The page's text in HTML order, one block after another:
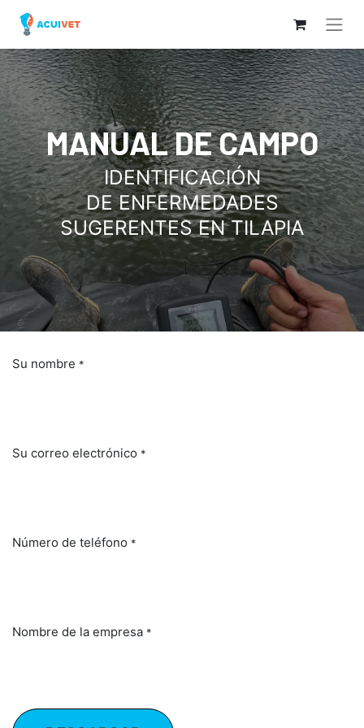
MANUAL DE CAMPO
IDENTIFICACIÓN
DE ENFERMEDADES
SUGERENTES EN TILAPIA
Su nombre *
Su correo electrónico *
Número de teléfono *
Nombre de la empresa *